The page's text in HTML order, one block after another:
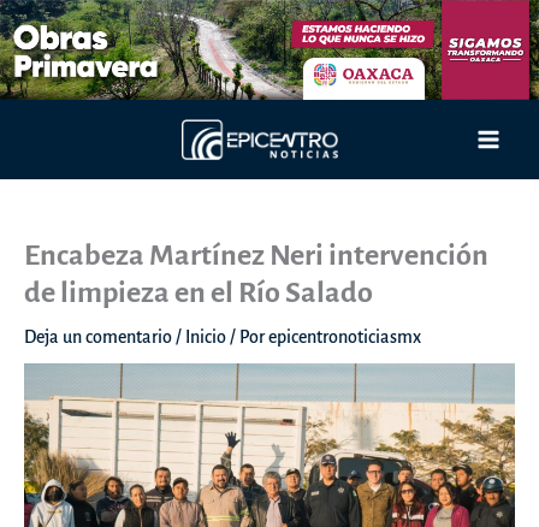
Ir
al
contenido
Encabeza Martínez Neri intervención
de limpieza en el Río Salado
Deja un comentario/ Inicio/ Porepicentronoticiasmx